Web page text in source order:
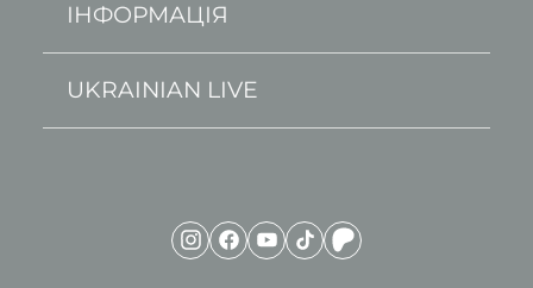
ІНФОРМАЦІЯ
UKRAINIAN LIVE